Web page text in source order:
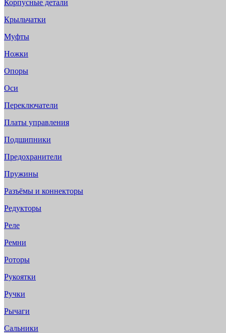
Корпусные детали
Крыльчатки
Муфты
Ножки
Опоры
Оси
Переключатели
Платы управления
Подшипники
Предохранители
Пружины
Разъёмы и коннекторы
Редукторы
Реле
Ремни
Роторы
Рукоятки
Ручки
Рычаги
Сальники